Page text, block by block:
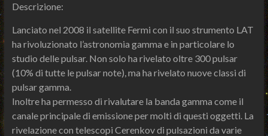
Descrizione:
Lanciato nel 2008 il satellite Fermi con il suo strumento LAT
ha rivoluzionato l’astronomia gamma e in particolare lo
studio delle pulsar. Non solo ha rivelato oltre 300 pulsar
(10% di tutte le pulsar note), ma ha rivelato nuove classi di
pulsar gamma.
Inoltre ha permesso di rivalutare la banda gamma come il
canale principale di emissione per molti di questi oggetti. La
rivelazione con telescopi Cerenkov di pulsazioni da varie